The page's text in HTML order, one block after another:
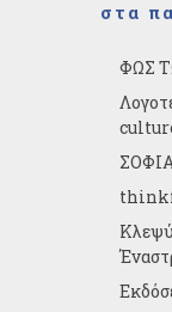
στα
ΦΩΣ